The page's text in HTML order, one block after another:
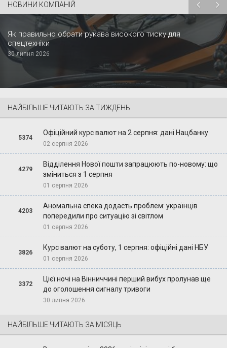
НОВИНИ КОМПАНІЙ
Як правильно обрати рукава високого тиску для
спецтехніки
30 липня 2026
НАЙБІЛЬШЕ ЧИТАЮТЬ ЗА ТИЖДЕНЬ
5374
Офіційний курс валют на 2 серпня: дані Нацбанку
02 серпня 2026
4279
Відділення Нової пошти запрацюють по-новому: що
зміниться з 1 серпня
01 серпня 2026
4203
Аномальна спека додасть проблем: українців
попередили про ситуацію зі світлом
01 серпня 2026
3826
Курс валют на суботу, 1 серпня: офіційні дані НБУ
01 серпня 2026
3372
Цієї ночі на Вінниччині перший вибух пролунав ще
до оголошення сигналу тривоги
30 липня 2026
НАЙБІЛЬШЕ ЧИТАЮТЬ ЗА МІСЯЦЬ